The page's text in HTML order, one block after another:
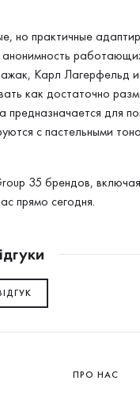
но практичные
Карл Лагерфельд
как достаточно
для
с пастельными
35 брендов,
прямо сегодня.
ПРО НАС